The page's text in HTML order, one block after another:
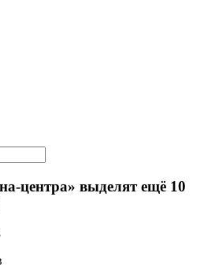
центра» выделят ещё 10